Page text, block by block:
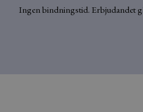
Ingen bindningstid. Erbjudandet